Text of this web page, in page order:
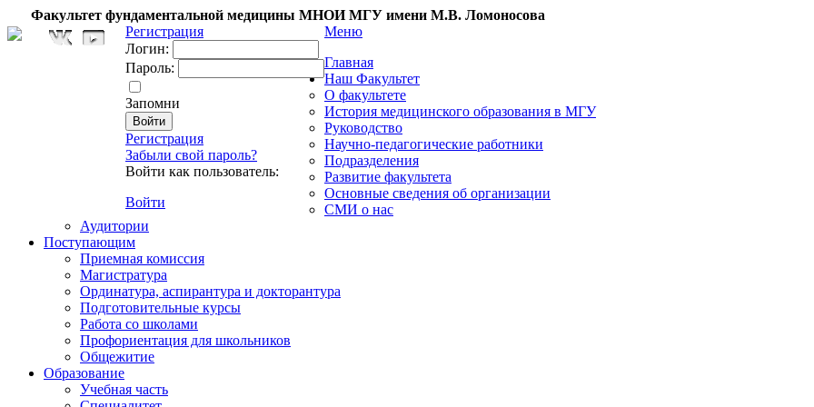
Факультет фундаментальной медицины МНОИ МГУ имени М.В. Ломоносова
Регистрация
Логин:
Пароль:
Запомни
Регистрация
Забыли свой пароль?
Войти как пользователь:
Войти
Меню
Главная
Наш Факультет
О факультете
История медицинского образования в МГУ
Руководство
Научно-педагогические работники
Подразделения
Развитие факультета
Основные сведения об организации
СМИ о нас
Аудитории
Поступающим
Приемная комиссия
Магистратура
Ординатура, аспирантура и докторантура
Подготовительные курсы
Работа со школами
Профориентация для школьников
Общежитие
Образование
Учебная часть